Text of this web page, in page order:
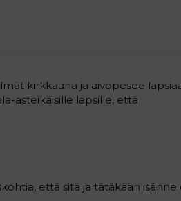
kirkkaana ja aivopesee
asteikäisille lapsille, että
että sitä ja tätäkään isänne